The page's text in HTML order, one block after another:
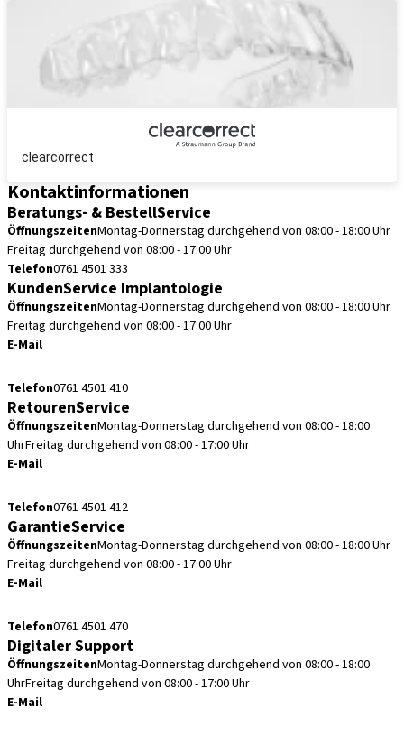
clearcorrect
Kontaktinformationen
Beratungs- & BestellService
ÖffnungszeitenMontag-Donnerstag durchgehend von 08:00 - 18:00 Uhr
Freitag durchgehend von 08:00 - 17:00 Uhr
Telefon0761 4501 333
KundenService Implantologie
ÖffnungszeitenMontag-Donnerstag durchgehend von 08:00 - 18:00 Uhr
Freitag durchgehend von 08:00 - 17:00 Uhr
E-Mail
Telefon0761 4501 410
RetourenService
ÖffnungszeitenMontag-Donnerstag durchgehend von 08:00 - 18:00
UhrFreitag durchgehend von 08:00 - 17:00 Uhr
E-Mail
Telefon0761 4501 412
GarantieService
ÖffnungszeitenMontag-Donnerstag durchgehend von 08:00 - 18:00 Uhr
Freitag durchgehend von 08:00 - 17:00 Uhr
E-Mail
Telefon0761 4501 470
Digitaler Support
ÖffnungszeitenMontag-Donnerstag durchgehend von 08:00 - 18:00
UhrFreitag durchgehend von 08:00 - 17:00 Uhr
E-Mail